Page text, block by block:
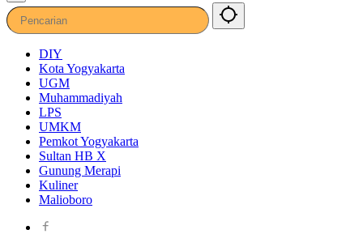
DIY
Kota Yogyakarta
UGM
Muhammadiyah
LPS
UMKM
Pemkot Yogyakarta
Sultan HB X
Gunung Merapi
Kuliner
Malioboro